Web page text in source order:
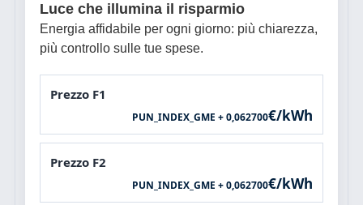
Luce che illumina il risparmio
Energia affidabile per ogni giorno: più chiarezza,
più controllo sulle tue spese.
Prezzo F1
PUN_INDEX_GME + 0,062700€/kWh
Prezzo F2
PUN_INDEX_GME + 0,062700€/kWh